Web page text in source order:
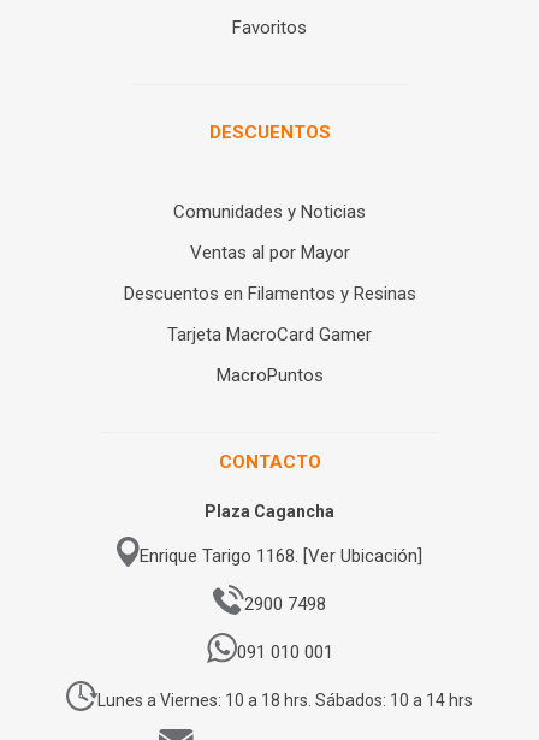
Favoritos
DESCUENTOS
Comunidades y Noticias
Ventas al por Mayor
Descuentos en Filamentos y Resinas
Tarjeta MacroCard Gamer
MacroPuntos
CONTACTO
Plaza Cagancha
Enrique Tarigo 1168. [Ver Ubicación]
2900 7498
091 010 001
Lunes a Viernes: 10 a 18 hrs. Sábados: 10 a 14 hrs